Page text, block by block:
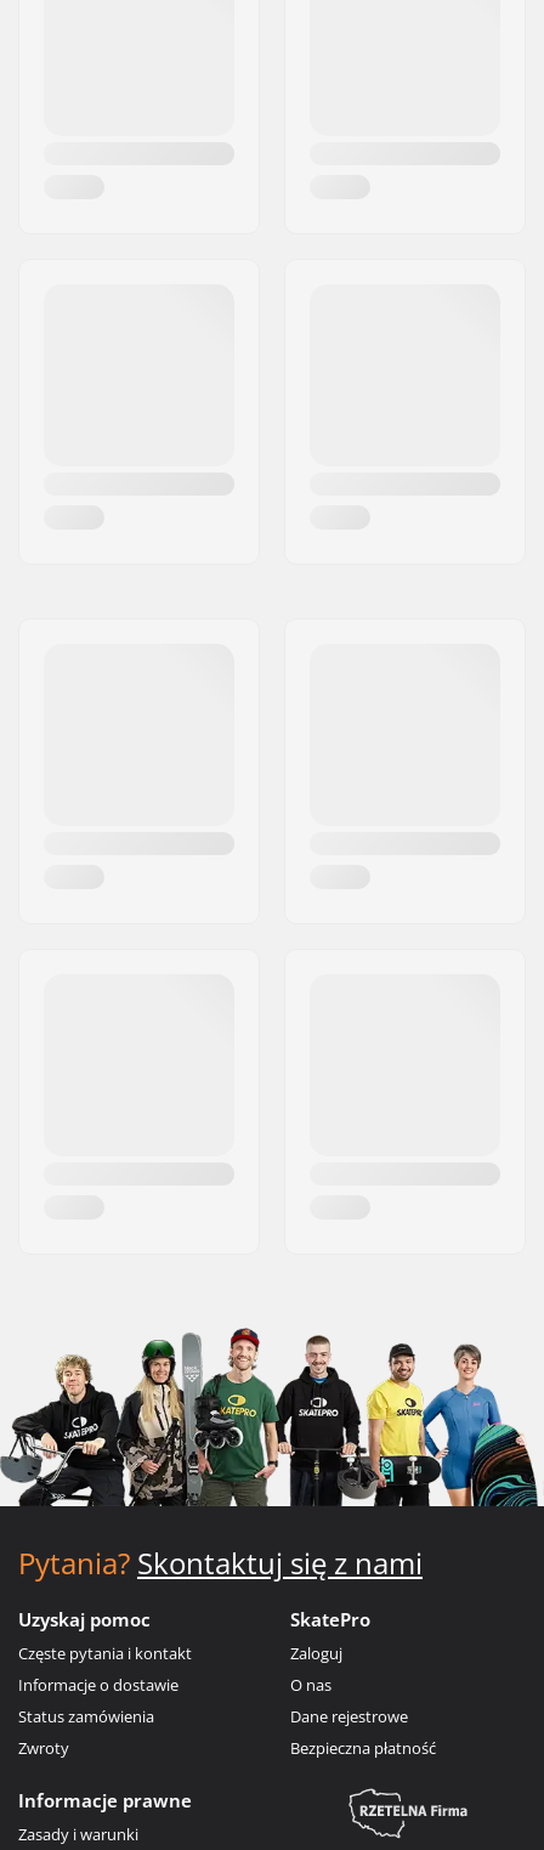
Pytania? Skontaktuj się z nami
Uzyskaj pomoc
Częste pytania i kontakt
Informacje o dostawie
Status zamówienia
Zwroty
SkatePro
Zaloguj
O nas
Dane rejestrowe
Bezpieczna płatność
Informacje prawne
Zasady i warunki